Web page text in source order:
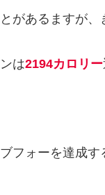
があるますが、
は2194カロリー
フォーを達成